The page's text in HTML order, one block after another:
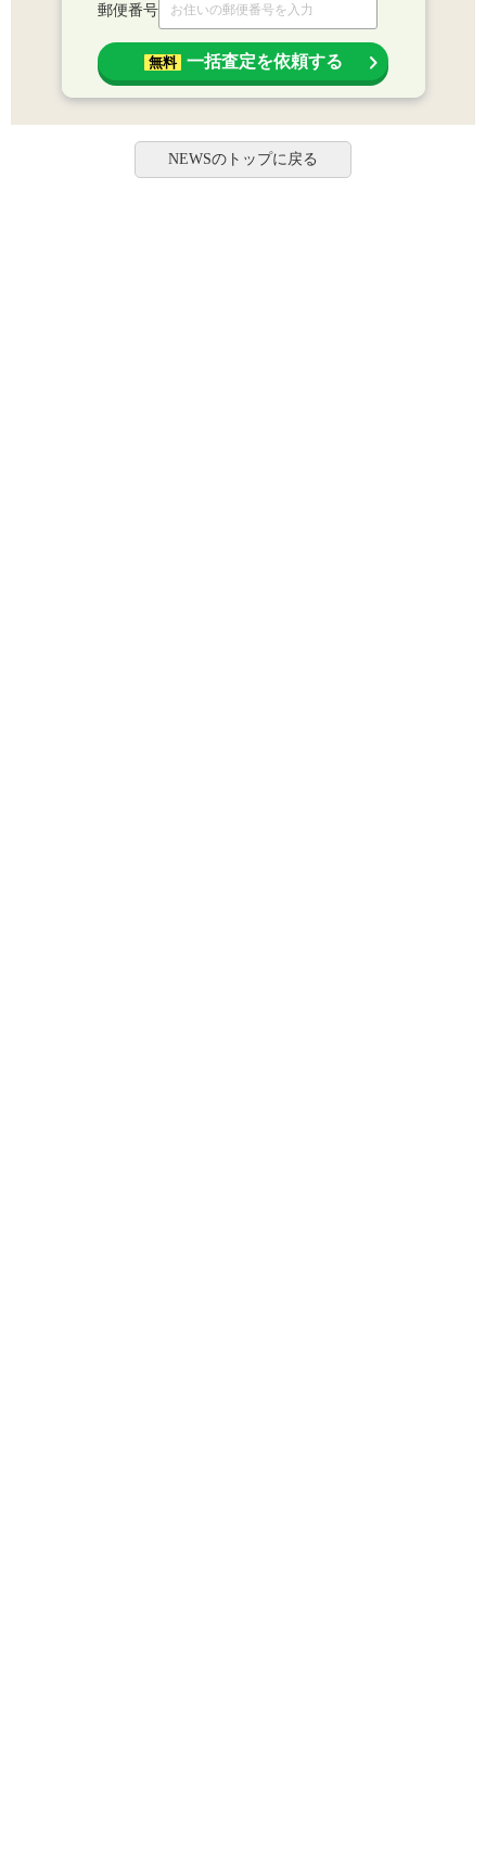
郵便番号
無料 一括査定を依頼する
NEWSのトップに戻る